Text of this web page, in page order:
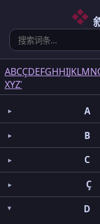
ABCÇDEFGHḤIJKLMN
XYZʿ
A
B
C
Ç
D